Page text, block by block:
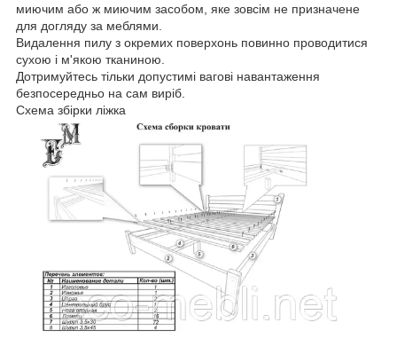
миючим або ж миючим засобом, яке зовсім не призначене
для догляду за меблями.
Видалення пилу з окремих поверхонь повинно проводитися
сухою і м'якою тканиною.
Дотримуйтесь тільки допустимі вагові навантаження
безпосередньо на сам виріб.
Схема збірки ліжка